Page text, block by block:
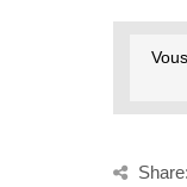
Share: